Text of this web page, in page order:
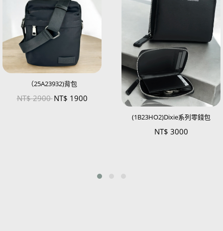
（25A23932)背包
NT$ 2900 NT$ 1900
(1B23HO2)Dixie系列零錢包
NT$ 3000